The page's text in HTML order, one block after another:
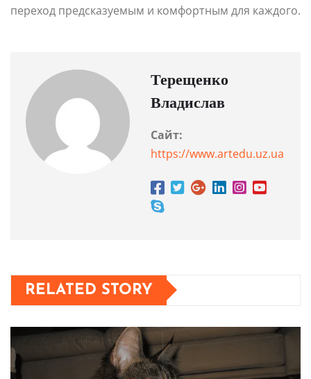
переход предсказуемым и комфортным для каждого.
Терещенко
Владислав
Сайт:
https://www.artedu.uz.ua
RELATED STORY